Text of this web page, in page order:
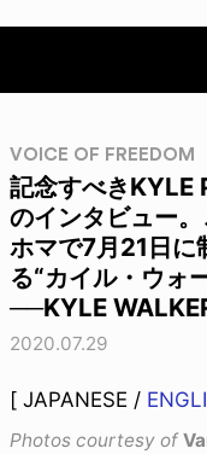
VOICE OF FREEDOM
記念すべきKYLE
のインタビュー
ホマで7月21日に
る“カイル・ウォ
──KYLE
2020.07.29
[ JAPANESE /
Photos courtesy of